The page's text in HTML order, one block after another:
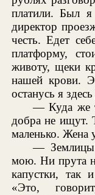
платили. Был
директор
честь. Едет
платформу,
животу, щеки
нашей крови.
останусь я
— Куда же
добра не ищут.
маленько. Жена
—
мою. Ни прута
капустки, так
«Это,